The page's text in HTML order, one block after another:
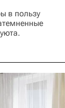
в пользу